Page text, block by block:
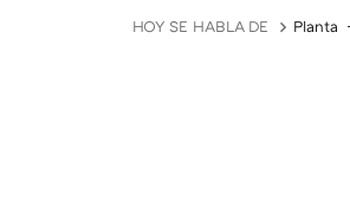
HOY SE HABLA DE Planta